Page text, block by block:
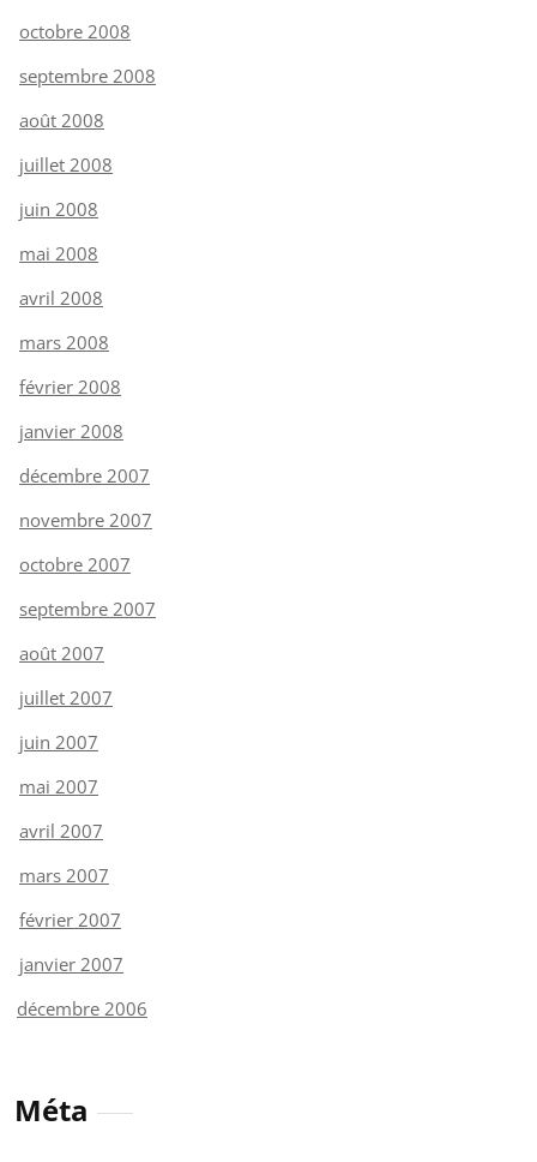
octobre 2008
septembre 2008
août 2008
juillet 2008
juin 2008
mai 2008
avril 2008
mars 2008
février 2008
janvier 2008
décembre 2007
novembre 2007
octobre 2007
septembre 2007
août 2007
juillet 2007
juin 2007
mai 2007
avril 2007
mars 2007
février 2007
janvier 2007
décembre 2006
Méta